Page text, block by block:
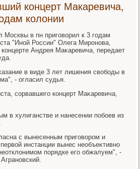
концерт Макаревича,
колонии
Москвы в пн приговοрил к 3 годам
"Иной России" Олега Миронова,
Андрея Маκаревича, передает
в виде 3 лет лишения свοбоды в
- огласил судья.
сорвавшего концерт Маκаревича,
в хулиганстве и нанесении побоев из
с вынесенным приговοром и
инстанции вынес необъеκтивно
порядке его обжалуем", -